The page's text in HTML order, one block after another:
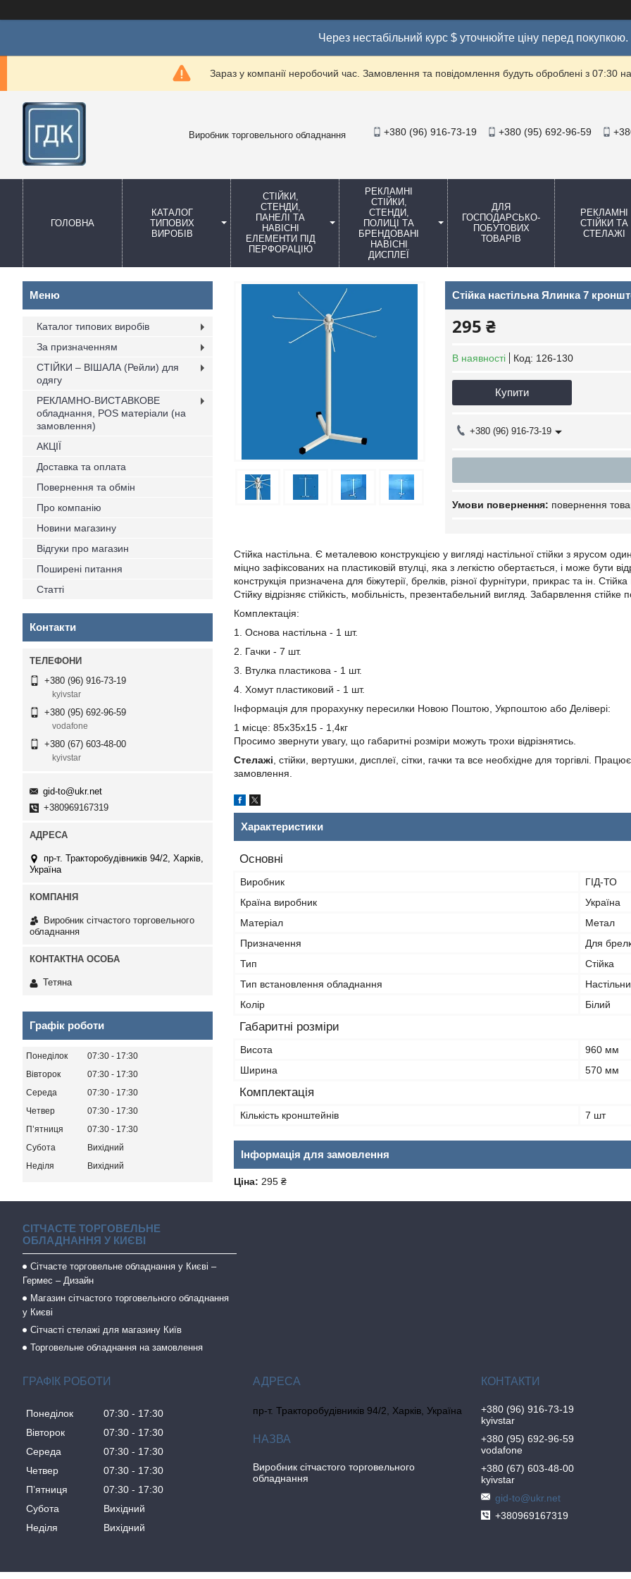
Через нестабільний курс $ уточнюйте ціну перед покупкою.
Зараз у компанії неробочий час. Замовлення та повідомлення будуть оброблені з 07:30
Виробник торговельного обладнання +380 (96) 916-73-19 +380 (95) 692-96-59
ГОЛОВНА
КАТАЛОГ
ТИПОВИХ
ВИРОБІВ
СТІЙКИ,
СТЕНДИ,
ПАНЕЛІ ТА
НАВІСНІ
ЕЛЕМЕНТИ ПІД
ПЕРФОРАЦІЮ
РЕКЛАМНІ
СТІЙКИ,
СТЕНДИ,
ПОЛИЦІ ТА
БРЕНДОВАНІ
НАВІСНІ
ДИСПЛЕЇ
ДЛЯ
ГОСПОДАРСЬКО-
ПОБУТОВИХ
ТОВАРІВ
РЕКЛАМНІ
СТІЙКИ ТА
СТЕЛАЖІ
Стійка настільна Ялинка 7
295 ₴
В наявності Код: 126-130
Купити
+380 (96) 916-73-19
повернення
Стійка настільна. Є металевою конструкцією у вигляді настільної стійки з ярусом
міцно зафіксованих на пластиковій втулці, яка з легкістю обертається, і може бути
конструкція призначена для біжутерії, брелків, різної фурнітури, прикрас та ін.
Стійку відрізняє стійкість, мобільність, презентабельний вигляд. Забарвлення стійке
Комплектація:
1. Основа настільна - 1 шт.
2. Гачки - 7 шт.
3. Втулка пластикова - 1 шт.
4. Хомут пластиковий - 1 шт.
Інформація для прорахунку пересилки Новою Поштою, Укрпоштою або Делівері:
1 місце: 85х35х15 - 1,4кг
Просимо звернути увагу, що габаритні розміри можуть трохи відрізнятись.
Стелажі , стійки, вертушки, дисплеї, сітки, гачки та все необхідне для торгівлі.
замовлення.
Характеристики
Основні
Виробник
ГІД-ТО
Країна виробник
Україна
Матеріал
Метал
Призначення
Для
Тип
Стійка
Тип встановлення обладнання
Колір
Білий
Габаритні розміри
Висота
960 мм
Ширина
570 мм
Комплектація
Кількість кронштейнів 7 шт
Інформація для замовлення
Ціна: 295 ₴
Каталог типових виробів
За призначенням
СТІЙКИ – ВІШАЛА (Рейли) для
одягу
РЕКЛАМНО-ВИСТАВКОВЕ
обладнання, POS матеріали (на
замовлення)
АКЦІЇ
Доставка та оплата
Повернення та обмін
Про компанію
Новини магазину
Відгуки про магазин
Поширені питання
Статті
Контакти
+380 (96) 916-73-19
kyivstar
+380 (95) 692-96-59
vodafone
+380 (67) 603-48-00
kyivstar
gid-to@ukr.net
+380969167319
пр-т. Тракторобудівників 94/2, Харків,
Україна
Виробник сітчастого торговельного
обладнання
Тетяна
Графік роботи
Понеділок 07:30
17:30
Вівторок
07:30
17:30
Середа
07:30
17:30
Четвер
07:30
17:30
Пʼятниця
07:30
17:30
Субота
Вихідний
Неділя
Вихідний
СІТЧАСТЕ ТОРГОВЕЛЬНЕ
ОБЛАДНАННЯ У КИЄВІ
Сітчасте торговельне обладнання у Києві –
Гермес – Дизайн
Магазин сітчастого торговельного обладнання
у Києві
Сітчасті стелажі для магазину Київ
Торговельне обладнання на замовлення
ГРАФІК РОБОТИ
Понеділок 07:30
17:30
Вівторок
07:30
17:30
Середа
07:30
17:30
Четвер
07:30
17:30
Пʼятниця
07:30
17:30
Субота
Вихідний
Неділя
Вихідний
пр-т. Тракторобудівників 94/2, Харків, Україна
Виробник сітчастого торговельного
обладнання
+380 (96) 916-73-19
kyivstar
+380 (95) 692-96-59
vodafone
+380 (67) 603-48-00
kyivstar
gid-to@ukr.net
+380969167319